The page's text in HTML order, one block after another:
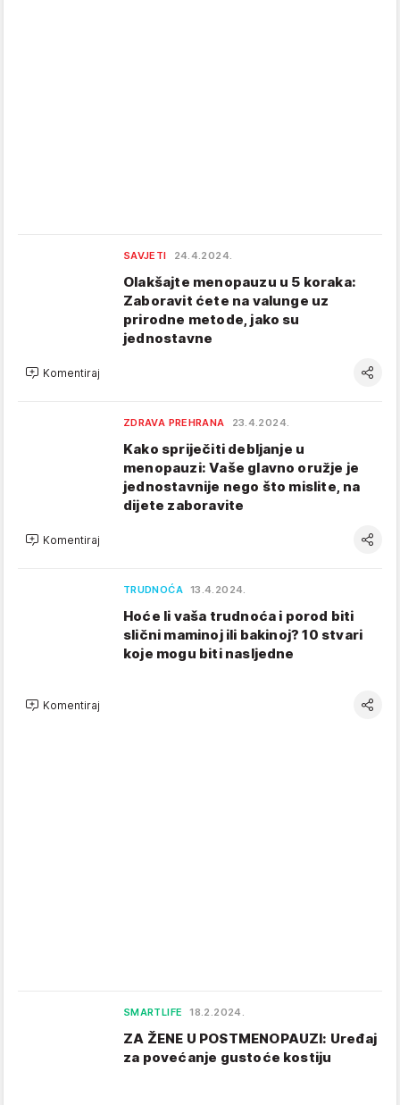
SAVJETI 24.4.2024.
Olakšajte menopauzu u 5 koraka:
Zaboravit ćete na valunge uz
prirodne metode, jako su
jednostavne
Komentiraj
ZDRAVA PREHRANA 23.4.2024.
Kako spriječiti debljanje u
menopauzi: Vaše glavno oružje je
jednostavnije nego što mislite, na
dijete zaboravite
Komentiraj
TRUDNOĆA 13.4.2024.
Hoće li vaša trudnoća i porod biti
slični maminoj ili bakinoj? 10 stvari
koje mogu biti nasljedne
Komentiraj
SMARTLIFE 18.2.2024.
ZA ŽENE U POSTMENOPAUZI: Uređaj
za povećanje gustoće kostiju